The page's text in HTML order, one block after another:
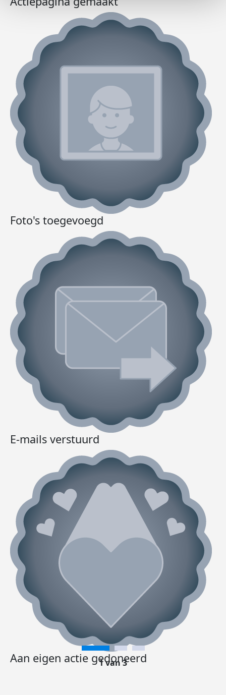
Foto's toegevoegd
E-mails verstuurd
Aan eigen actie gedoneerd
1 van 3